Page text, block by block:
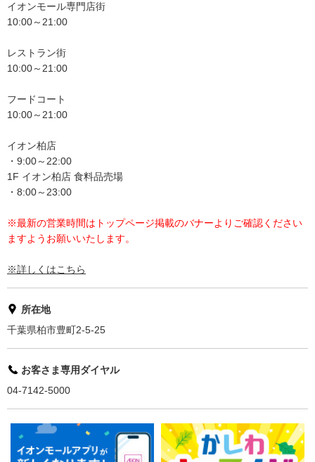
イオンモール専門店街
10:00～21:00
レストラン街
10:00～21:00
フードコート
10:00～21:00
イオン柏店
・9:00～22:00
1F イオン柏店 食料品売場
・8:00～23:00
※最新の営業時間はトップページ掲載のバナーよりご確認ください
ますようお願いいたします。
※詳しくはこちら
所在地
千葉県柏市豊町2-5-25
お客さま専用ダイヤル
04-7142-5000